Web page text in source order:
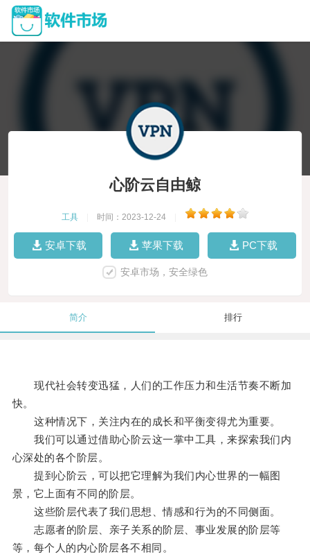
心阶云自由鲸
工具 时间：2023-12-24
安卓下载 苹果下载 PC下载
安卓市场，安全绿色
简介 排行
现代社会转变迅猛，人们的工作压力和生活节奏不断加
快。
这种情况下，关注内在的成长和平衡变得尤为重要。
我们可以通过借助心阶云这一掌中工具，来探索我们内
心深处的各个阶层。
提到心阶云，可以把它理解为我们内心世界的一幅图
景，它上面有不同的阶层。
这些阶层代表了我们思想、情感和行为的不同侧面。
志愿者的阶层、亲子关系的阶层、事业发展的阶层等
等，每个人的内心阶层各不相同。